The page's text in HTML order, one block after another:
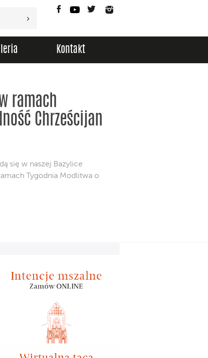
FacebookYouTubeTwitter
Kontakt
ramach
Chrześcijan
się w naszej Bazylice
Tygodnia Modlitwa o